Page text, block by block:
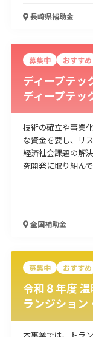
長崎県補助金
募集中 おすすめ
ディープテッ
ディープテッ
技術の確立や事業
な資金を要し、リ
経済社会課題の解
究開発に取り組ん
全国補助金
募集中 おすすめ
令和８年度
ランジション
本事業では、トラ